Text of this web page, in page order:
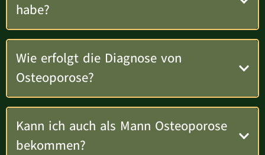
habe?
Wie erfolgt die Diagnose von
Osteoporose?
Kann ich auch als Mann Osteoporose
bekommen?